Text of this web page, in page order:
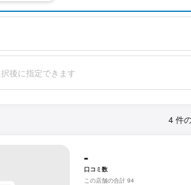
後に指定できます
4 件
-
口コミ数
この店舗の合計 94